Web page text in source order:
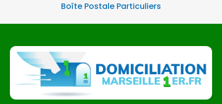
Boîte Postale Particuliers